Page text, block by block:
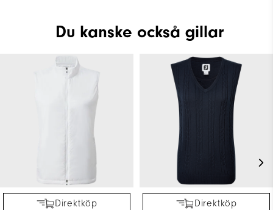
Du kanske också gillar
Direktköp
Direktköp